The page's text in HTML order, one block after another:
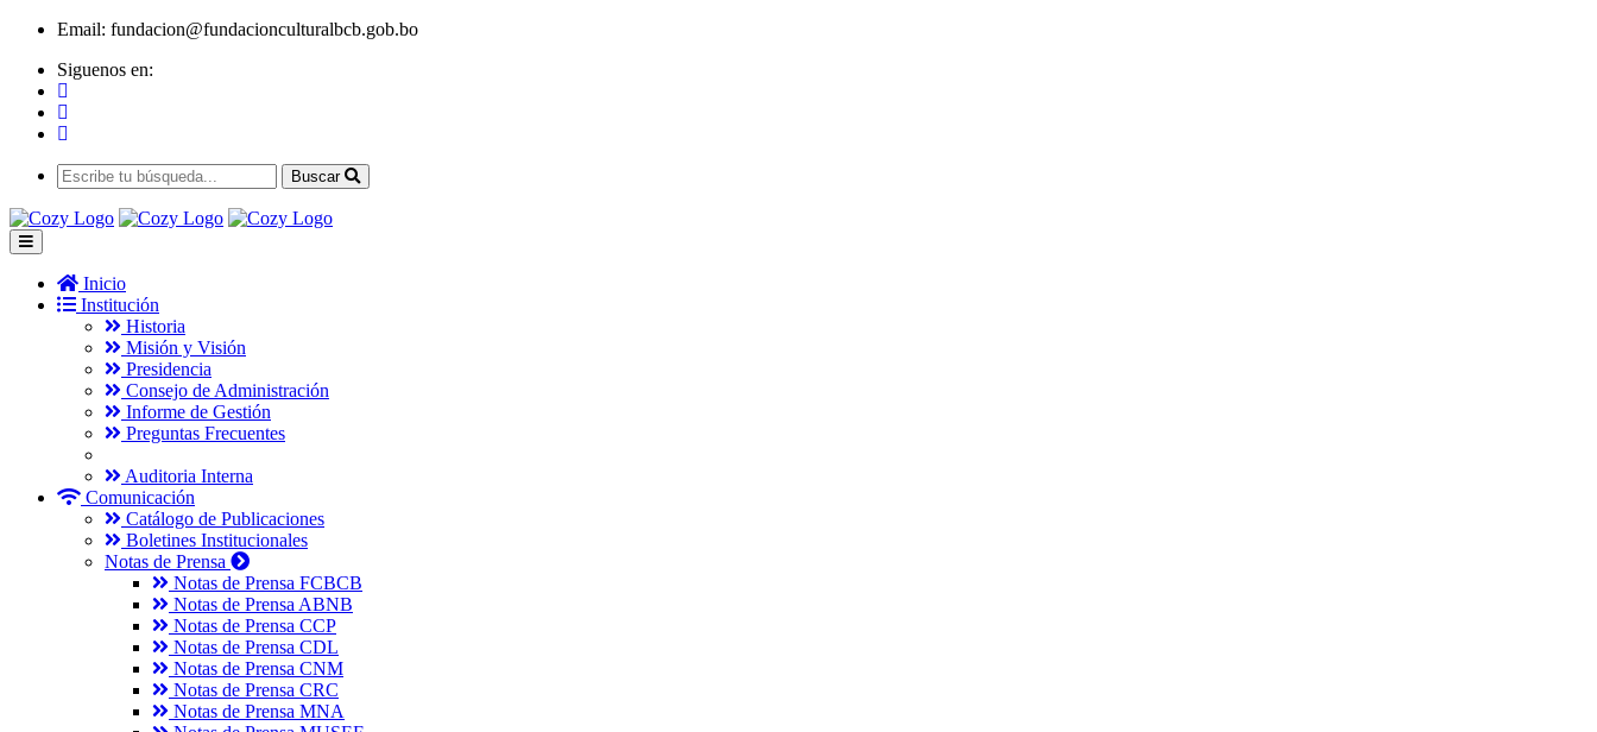
Email: fundacion@fundacionculturalbcb.gob.bo
Siguenos en:
Buscar
Inicio
Institución
Historia
Misión y Visión
Presidencia
Consejo de Administración
Informe de Gestión
Preguntas Frecuentes
Auditoria Interna
Comunicación
Catálogo de Publicaciones
Boletines Institucionales
Notas de Prensa
Notas de Prensa FCBCB
Notas de Prensa ABNB
Notas de Prensa CCP
Notas de Prensa CDL
Notas de Prensa CNM
Notas de Prensa CRC
Notas de Prensa MNA